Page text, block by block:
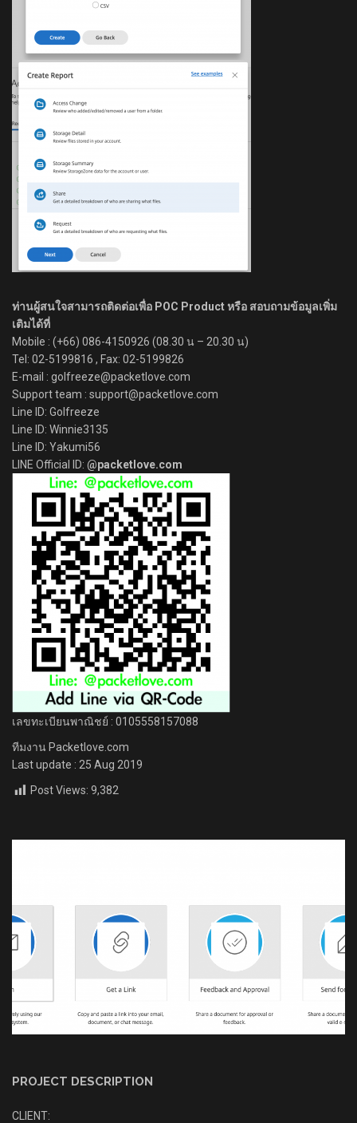
ท่านผู้สนใจสามารถติดต่อเพื่อ POC Product หรือ สอบถามข้อมูลเพิ่ม
เติมได้ที่
Mobile : (+66) 086-4150926 (08.30 น – 20.30 น)
Tel: 02-5199816 , Fax: 02-5199826
E-mail : golfreeze@packetlove.com
Support team : support@packetlove.com
Line ID: Golfreeze
Line ID: Winnie3135
Line ID: Yakumi56
LINE Official ID: @packetlove.com
เลขทะเบียนพาณิชย์ : 0105558157088
ทีมงาน Packetlove.com
Last update : 25 Aug 2019
Post Views: 9,382
PROJECT DESCRIPTION
CLIENT: